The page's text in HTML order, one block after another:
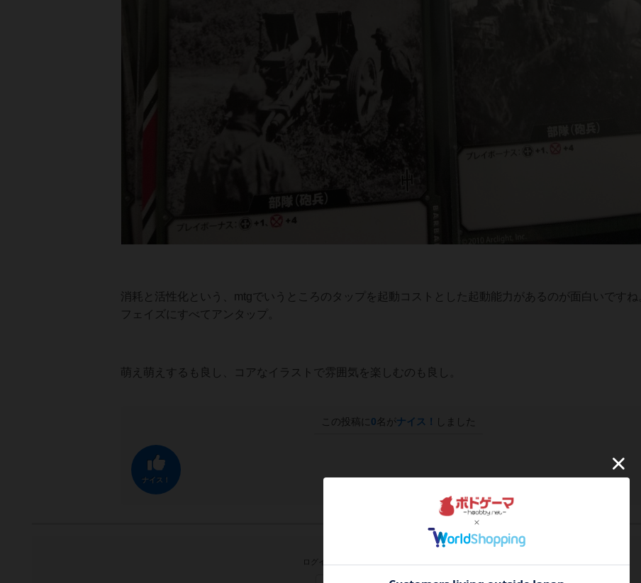
消耗と活性化という、mtgでいうところのタップを起動コストとした起動能力があるのが面白いですね
フェイズにすべてアンタップ。
萌え萌えするも良し、コアなイラストで雰囲気を楽しむのも良し。
この投稿に 0名がナイス！ しました
ナイス！
ログイン/会員登録でコメント